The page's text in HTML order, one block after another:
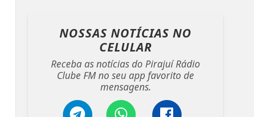
NOSSAS NOTÍCIASNO
CELULAR
Receba as notícias do Pirajuí Rádio
Clube FM no seu app favorito de
mensagens.